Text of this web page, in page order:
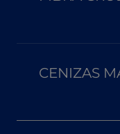
CENIZAS